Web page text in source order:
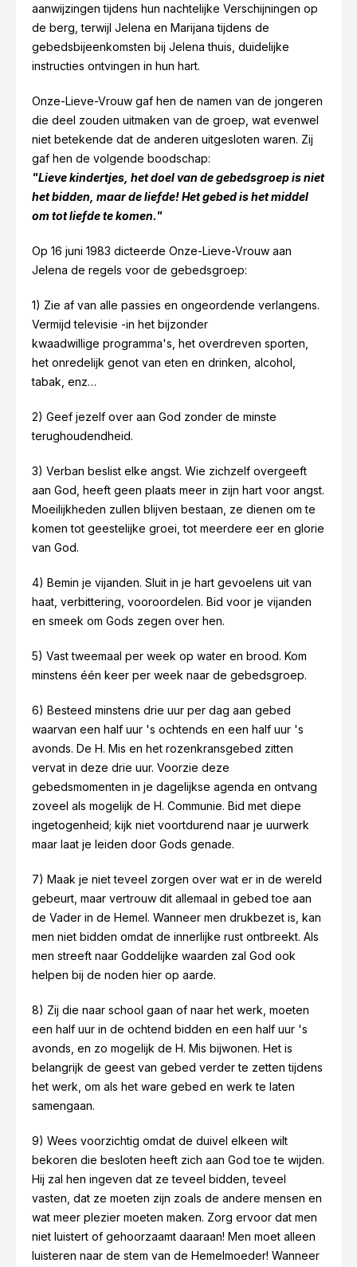
aanwijzingen tijdens hun nachtelijke Verschijningen op
de berg, terwijl Jelena en Marijana tijdens de
gebedsbijeenkomsten bij Jelena thuis, duidelijke
instructies ontvingen in hun hart.
Onze-Lieve-Vrouw gaf hen de namen van de jongeren
die deel zouden uitmaken van de groep, wat evenwel
niet betekende dat de anderen uitgesloten waren. Zij
gaf hen de volgende boodschap:
"Lieve kindertjes, het doel van de gebedsgroep is niet
het bidden, maar de liefde! Het gebed is het middel
om tot liefde te komen."
Op 16 juni 1983 dicteerde Onze-Lieve-Vrouw aan
Jelena de regels voor de gebedsgroep:
1) Zie af van alle passies en ongeordende verlangens.
Vermijd televisie -in het bijzonder
kwaadwillige programma's, het overdreven sporten,
het onredelijk genot van eten en drinken, alcohol,
tabak, enz…
2) Geef jezelf over aan God zonder de minste
terughoudendheid.
3) Verban beslist elke angst. Wie zichzelf overgeeft
aan God, heeft geen plaats meer in zijn hart voor angst.
Moeilijkheden zullen blijven bestaan, ze dienen om te
komen tot geestelijke groei, tot meerdere eer en glorie
van God.
4) Bemin je vijanden. Sluit in je hart gevoelens uit van
haat, verbittering, vooroordelen. Bid voor je vijanden
en smeek om Gods zegen over hen.
5) Vast tweemaal per week op water en brood. Kom
minstens één keer per week naar de gebedsgroep.
6) Besteed minstens drie uur per dag aan gebed
waarvan een half uur 's ochtends en een half uur 's
avonds. De H. Mis en het rozenkransgebed zitten
vervat in deze drie uur. Voorzie deze
gebedsmomenten in je dagelijkse agenda en ontvang
zoveel als mogelijk de H. Communie. Bid met diepe
ingetogenheid; kijk niet voortdurend naar je uurwerk
maar laat je leiden door Gods genade.
7) Maak je niet teveel zorgen over wat er in de wereld
gebeurt, maar vertrouw dit allemaal in gebed toe aan
de Vader in de Hemel. Wanneer men drukbezet is, kan
men niet bidden omdat de innerlijke rust ontbreekt. Als
men streeft naar Goddelijke waarden zal God ook
helpen bij de noden hier op aarde.
8) Zij die naar school gaan of naar het werk, moeten
een half uur in de ochtend bidden en een half uur 's
avonds, en zo mogelijk de H. Mis bijwonen. Het is
belangrijk de geest van gebed verder te zetten tijdens
het werk, om als het ware gebed en werk te laten
samengaan.
9) Wees voorzichtig omdat de duivel elkeen wilt
bekoren die besloten heeft zich aan God toe te wijden.
Hij zal hen ingeven dat ze teveel bidden, teveel
vasten, dat ze moeten zijn zoals de andere mensen en
wat meer plezier moeten maken. Zorg ervoor dat men
niet luistert of gehoorzaamt daaraan! Men moet alleen
luisteren naar de stem van de Hemelmoeder! Wanneer